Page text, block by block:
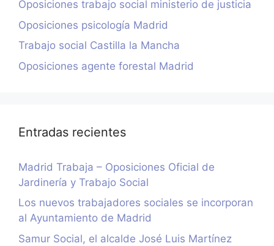
Oposiciones trabajo social ministerio de justicia
Oposiciones psicología Madrid
Trabajo social Castilla la Mancha
Oposiciones agente forestal Madrid
Entradas recientes
Madrid Trabaja – Oposiciones Oficial de
Jardinería y Trabajo Social
Los nuevos trabajadores sociales se incorporan
al Ayuntamiento de Madrid
Samur Social, el alcalde José Luis Martínez